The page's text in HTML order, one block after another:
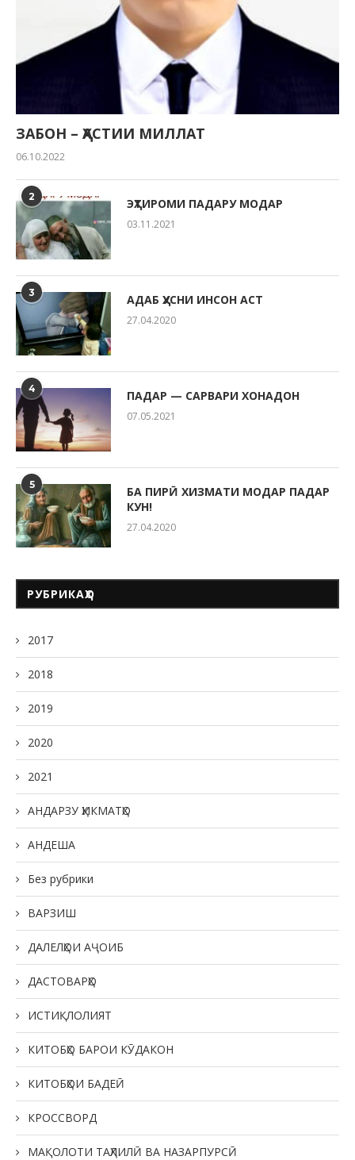
ЗАБОН – ҲАСТИИ МИЛЛАТ
06.10.2022
2 ЭҲТИРОМИ ПАДАРУ МОДАР
03.11.2021
3 АДАБ ҲУСНИ ИНСОН АСТ
27.04.2020
4 ПАДАР — САРВАРИ ХОНАДОН
07.05.2021
5
БА ПИРӢ ХИЗМАТИ МОДАР ПАДАР
КУН!
27.04.2020
РУБРИКАҲО
2017
2018
2019
2020
2021
АНДАРЗУ ҲИКМАТҲО
АНДЕША
Без рубрики
ВАРЗИШ
ДАЛЕЛҲОИ АҶОИБ
ДАСТОВАРҲО
ИСТИҚЛОЛИЯТ
КИТОБҲО БАРОИ КӮДАКОН
КИТОБҲОИ БАДЕӢ
КРОССВОРД
МАҚОЛОТИ ТАҲЛИЛӢ ВА НАЗАРПУРСӢ